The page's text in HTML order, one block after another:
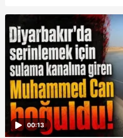
Sitemizde kendimize ve
kullanılmaktadır. Bu çerezler
verileriniz işlenmekte olup
toplumu hizmetlerinin
kullanılmaktadır. Diğer
kılınması ve kişiselleştirilmesi
reklam/pazarlama faaliyetlerinin
sınırlı olarak açık rızanız
Çerezlere ilişkin tercihlerinizi
00:13